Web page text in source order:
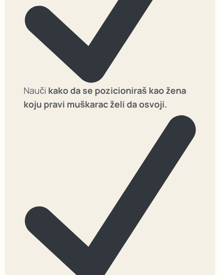
Nauči kako da se pozicioniraš kao žena
koju pravi muškarac želi da osvoji.